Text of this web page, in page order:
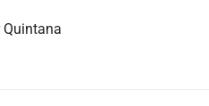
Quintana